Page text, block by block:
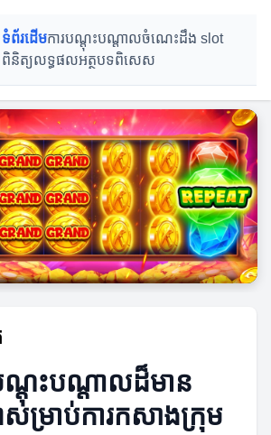
ទំព័រដើមការបណ្តុះបណ្តាលចំណេះដឹង slot
ពិនិត្យលទ្ធផលអត្ថបទពិសេស
ណ្តុះបណ្តាលដ៏មាន
សម្រាប់ការកសាងក្រុម